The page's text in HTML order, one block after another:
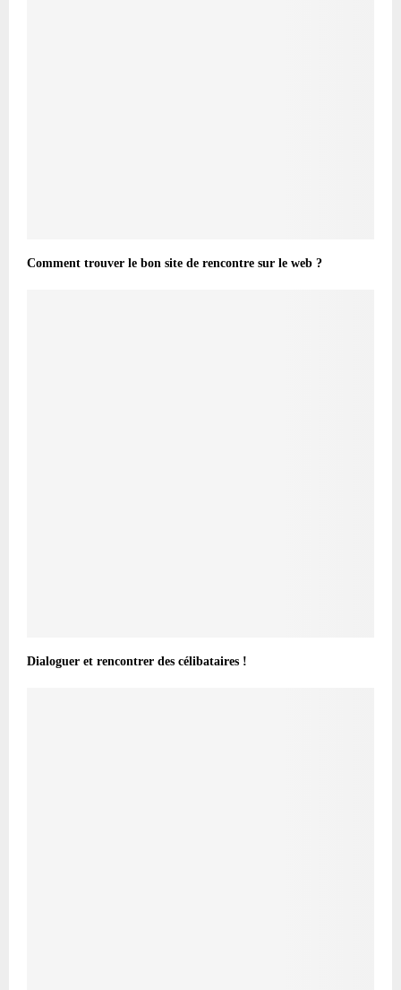
Comment trouver le bon site de rencontre sur le web ?
Dialoguer et rencontrer des célibataires !